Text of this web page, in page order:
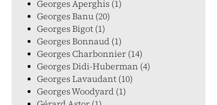
Georges Aperghis (1)
Georges Banu (20)
Georges Bigot (1)
Georges Bonnaud (1)
Georges Charbonnier (14)
Georges Didi-Huberman (4)
Georges Lavaudant (10)
Georges Woodyard (1)